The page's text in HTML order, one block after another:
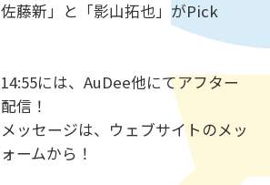
藤新」と「影山拓也」がPick
には、AuDee他にてアフター
信！
ッセージは、ウェブサイトのメッ
ームから！